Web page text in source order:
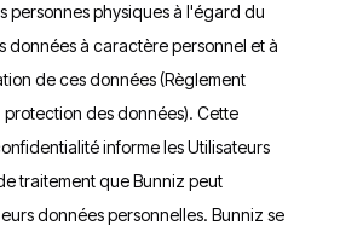
personnes physiques à l'égard du
données à caractère personnel et à
de ces données (Règlement
protection des données). Cette
informe les Utilisateurs
traitement que Bunniz peut
données personnelles. Bunniz se